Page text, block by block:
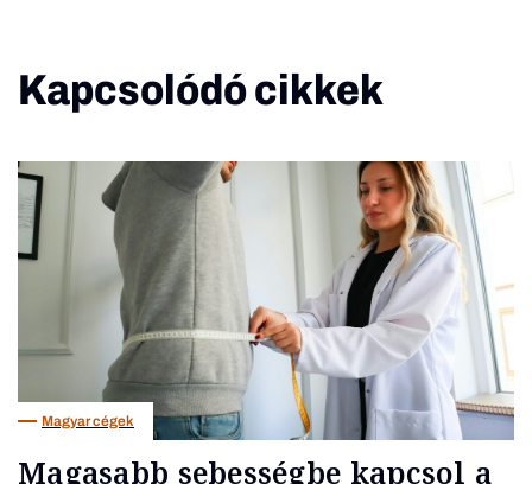
Kapcsolódó cikkek
Magyar cégek
Magasabb sebességbe kapcsol a